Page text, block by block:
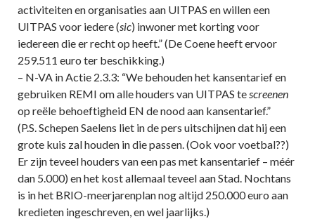
activiteiten en organisaties aan UITPAS en willen een
UITPAS voor iedere (sic) inwoner met korting voor
iedereen die er recht op heeft.” (De Coene heeft ervoor
259.511 euro ter beschikking.)
– N-VA in Actie 2.3.3: “We behouden het kansentarief en
gebruiken REMI om alle houders van UITPAS tescreenen
op reële behoeftigheid EN de nood aan kansentarief.”
(P.S. Schepen Saelens liet in de pers uitschijnen dat hij een
grote kuis zal houden in die passen. (Ook voor voetbal??)
Er zijn teveel houders van een pas met kansentarief – méér
dan 5.000) en het kost allemaal teveel aan Stad. Nochtans
is in het BRIO-meerjarenplan nog altijd 250.000 euro aan
kredieten ingeschreven, en wel jaarlijks.)